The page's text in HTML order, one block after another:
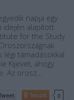
napja egy
idején alapított
for the Study
támadásokkal
Kijevet, ahogy
Az orosz…
Tetszik 0